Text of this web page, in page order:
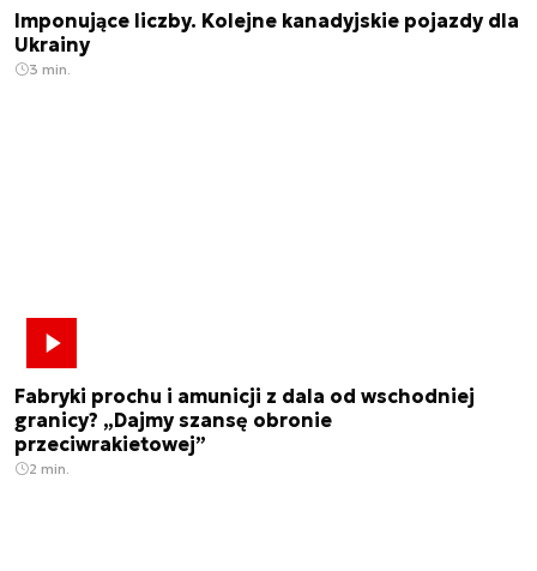
Imponujące liczby. Kolejne kanadyjskie pojazdy dla
Ukrainy
3 min.
Fabryki prochu i amunicji z dala od wschodniej
granicy? „Dajmy szansę obronie
przeciwrakietowej”
2 min.